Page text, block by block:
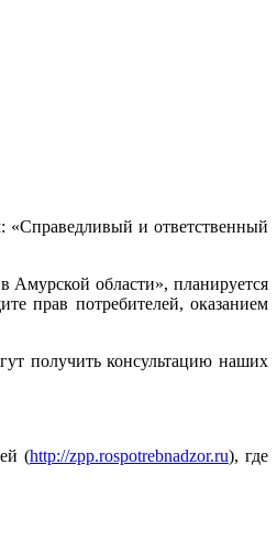
«Справедливый и ответственный
области», планируется
прав потребителей, оказанием
получить консультацию наших
(http://zpp.rospotrebnadzor.ru), где